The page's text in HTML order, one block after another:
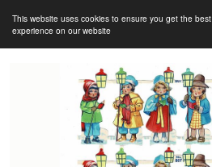
This website uses cookies to ensure you get the best
experience on our website